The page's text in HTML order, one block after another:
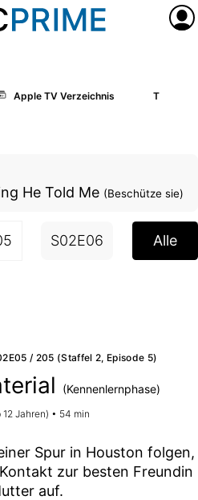
Apple TV Verzeichnis The Last
He Told Me (Beschütze sie)
S02E06 S02E07
Alle
/ 205 (Staffel 2, Episode 5)
(Kennenlernphase)
Jahren) • 54 min
Spur in Houston folgen,
zur besten Freundin
auf.